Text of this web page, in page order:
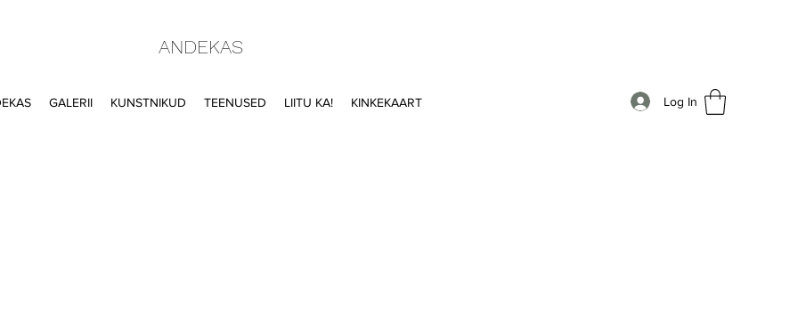
ANDEKAS
GALERII KUNSTNIKUD TEENUSED LIITU KA! KINKEKAART Log In